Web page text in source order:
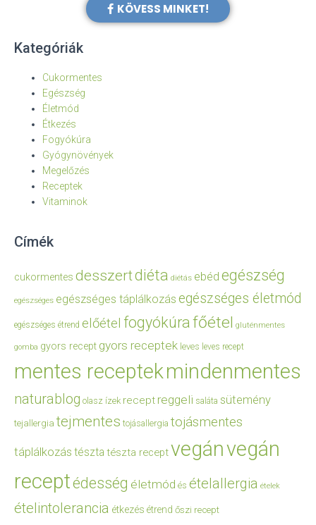
KÖVESS MINKET!
Kategóriák
Cukormentes
Egészség
Életmód
Étkezés
Fogyókúra
Gyógynövények
Megelőzés
Receptek
Vitaminok
Címék
cukormentes desszertdiéta diétás ebéd egészség
egészséges egészséges táplálkozás egészséges életmód
egészséges étrend előétel fogyókúrafőétel gluténmentes
gomba gyors recept gyors receptek leves leves recept
mentes receptekmindenmentes
naturablog olasz ízek recept reggeli saláta sütemény
tejallergia tejmentes tojásallergia tojásmentes
táplálkozás tészta tészta receptvegánvegán
receptédesség életmód és ételallergia ételek
ételintolerancia étkezés étrend őszi recept